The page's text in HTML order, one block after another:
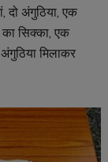
दो अंगुठिया, एक
का सिक्का, एक
मिलाकर